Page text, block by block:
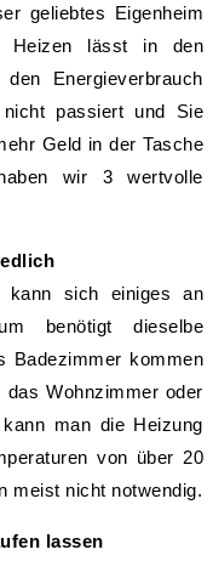
geliebtes Eigenheim
Heizen lässt in den
Energieverbrauch
passiert und Sie
Geld in der Tasche
wir 3 wertvolle
kann sich einiges an
benötigt dieselbe
Badezimmer kommen
das Wohnzimmer oder
man die Heizung
von über 20
meist nicht notwendig.
lassen